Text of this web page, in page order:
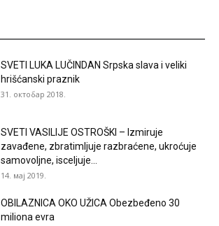
SVETI LUKA LUČINDAN Srpska slava i veliki
hrišćanski praznik
31. октобар 2018.
SVETI VASILIJE OSTROŠKI – Izmiruje
zavađene, zbratimljuje razbraćene, ukroćuje
samovoljne, isceljuje...
14. мај 2019.
OBILAZNICA OKO UŽICA Obezbeđeno 30
miliona evra